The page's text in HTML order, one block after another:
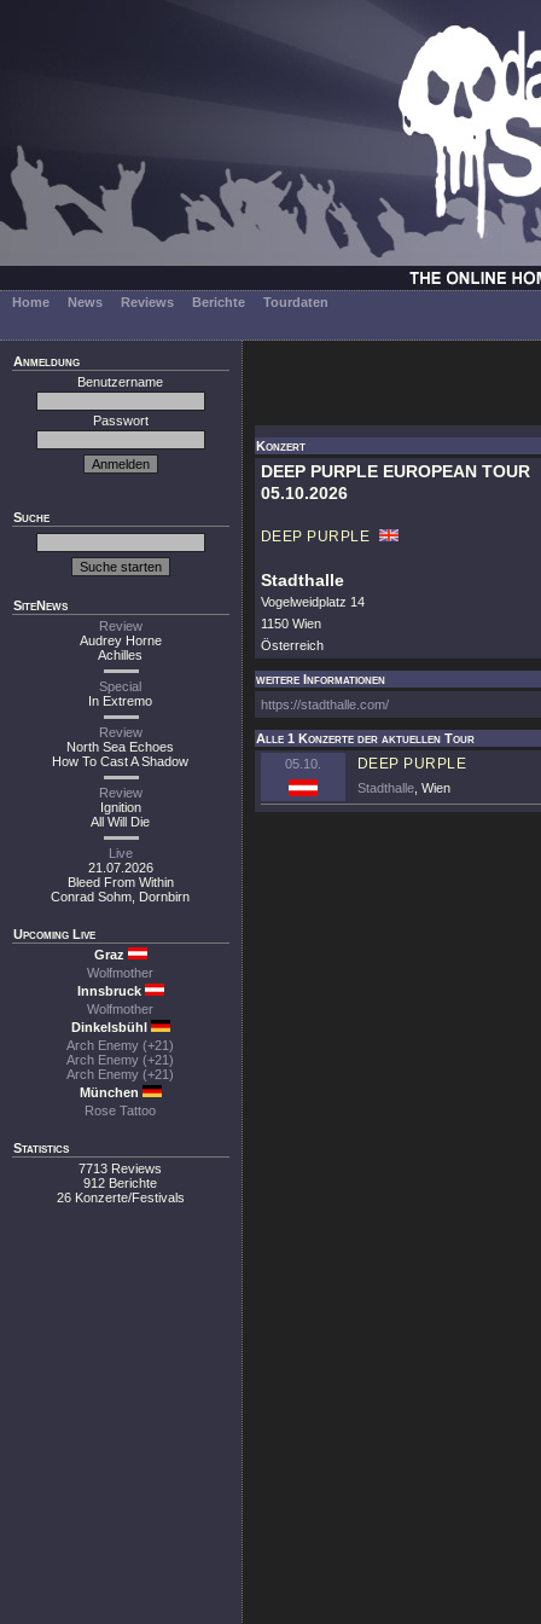
Home News Reviews Berichte Tourdaten
Anmeldung
Benutzername
Passwort
Suche
SiteNews
Review
Audrey Horne
Achilles
Special
In Extremo
Review
North Sea Echoes
How To Cast A Shadow
Review
Ignition
All Will Die
Live
21.07.2026
Bleed From Within
Conrad Sohm, Dornbirn
Upcoming Live
Graz
Wolfmother
Innsbruck
Wolfmother
Dinkelsbühl
Arch Enemy (+21)
Arch Enemy (+21)
Arch Enemy (+21)
München
Rose Tattoo
Statistics
7713 Reviews
912 Berichte
26 Konzerte/Festivals
Konzert
DEEP PURPLE EUROPEAN TOUR
05.10.2026
DEEP PURPLE
Stadthalle
Vogelweidplatz 14
1150 Wien
Österreich
weitere Informationen
https://stadthalle.com/
Alle 1 Konzerte der aktuellen Tour
05.10.
DEEP PURPLE
Stadthalle , Wien